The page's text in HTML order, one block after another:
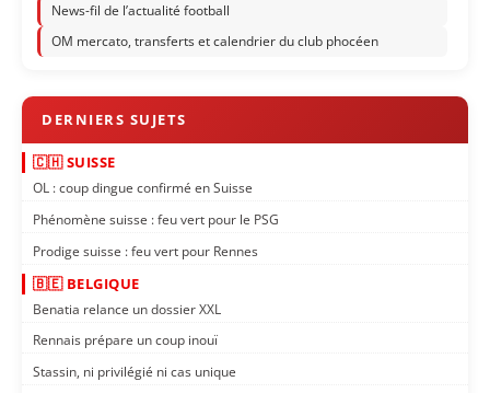
News-fil de l’actualité football
OM mercato, transferts et calendrier du club phocéen
🇨🇭 SUISSE
OL : coup dingue confirmé en Suisse
Phénomène suisse : feu vert pour le PSG
Prodige suisse : feu vert pour Rennes
🇧🇪 BELGIQUE
Benatia relance un dossier XXL
Rennais prépare un coup inouï
Stassin, ni privilégié ni cas unique